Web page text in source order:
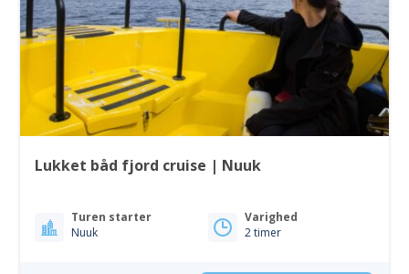
Lukket båd fjord cruise | Nuuk
Turen starter
Nuuk
Varighed
2 timer